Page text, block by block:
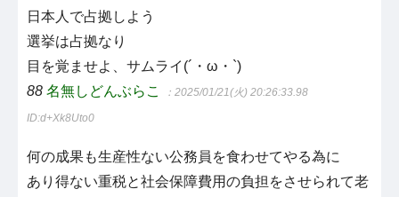
日本人で占拠しよう
選挙は占拠なり
目を覚ませよ、サムライ(´・ω・`)
88 名無しどんぶらこ ：2025/01/21(火) 20:26:33.98
ID:d+Xk8Uto0
何の成果も生産性ない公務員を食わせてやる為に
あり得ない重税と社会保障費用の負担をさせられて老